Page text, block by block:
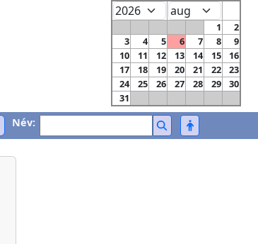
1
2
3
4 5 6 7 8
9
10
11 12 13 14 15
16
17
18 19 20 21 22
23
24
25 26 27 28 29
30
31
Név: